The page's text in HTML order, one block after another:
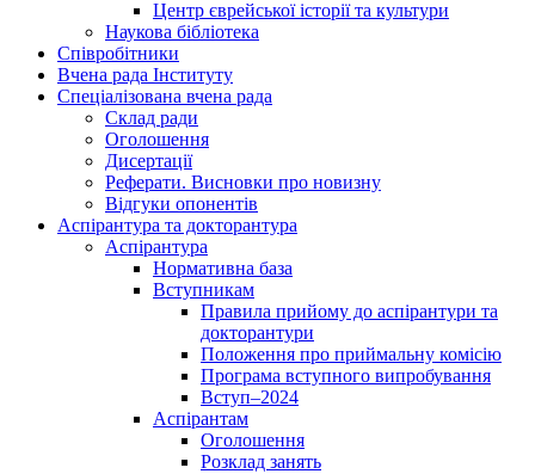
Центр єврейської історії та культури
Наукова бібліотека
Співробітники
Вчена рада Інституту
Спеціалізована вчена рада
Склад ради
Оголошення
Дисертації
Реферати. Висновки про новизну
Відгуки опонентів
Аспірантура та докторантура
Аспірантура
Нормативна база
Вступникам
Правила прийому до аспірантури та
докторантури
Положення про приймальну комісію
Програма вступного випробування
Вступ–2024
Аспірантам
Оголошення
Розклад занять